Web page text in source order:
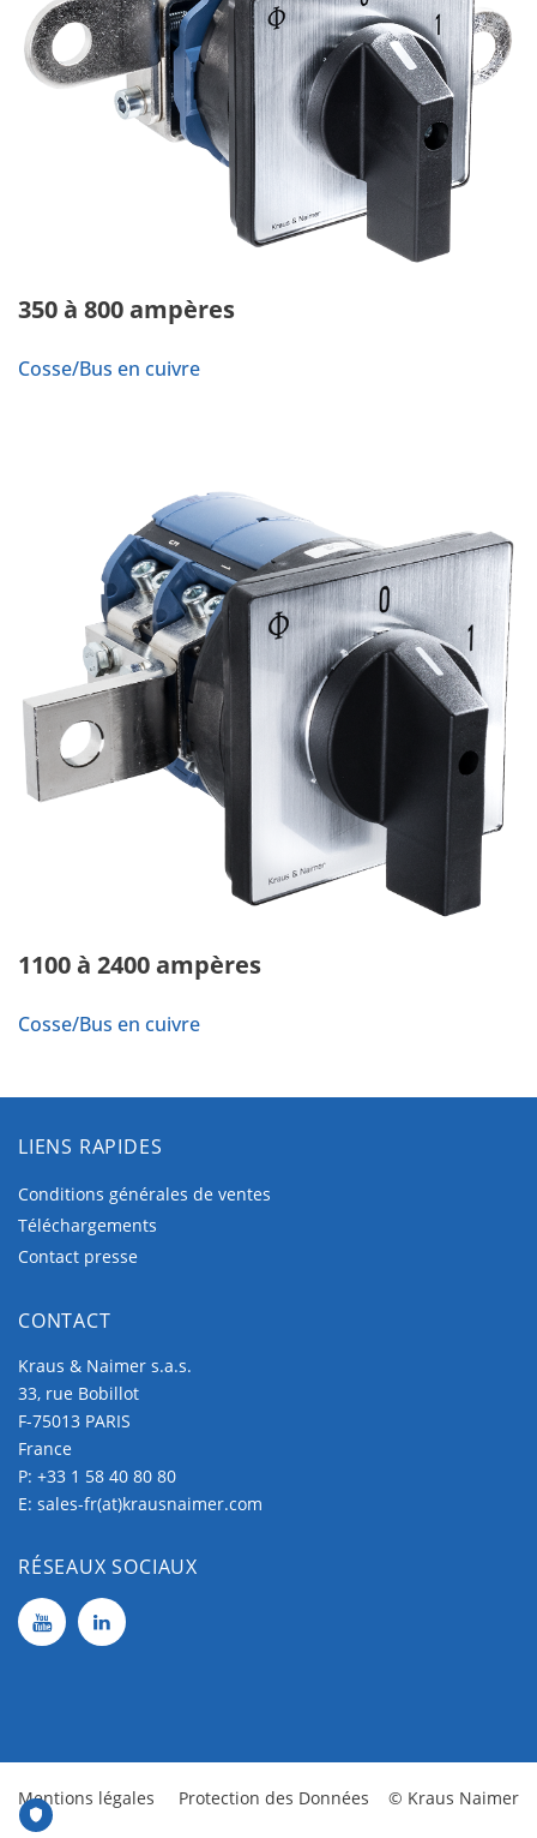
350 à 800 ampères
Cosse/Bus en cuivre
1100 à 2400 ampères
Cosse/Bus en cuivre
LIENS RAPIDES
Conditions générales de ventes
Téléchargements
Contact presse
CONTACT
Kraus & Naimer s.a.s.
33, rue Bobillot
F-75013 PARIS
France
P: +33 1 58 40 80 80
E: sales-fr(at)krausnaimer.com
RÉSEAUX SOCIAUX
Mentions légales Protection des Données © Kraus Naimer